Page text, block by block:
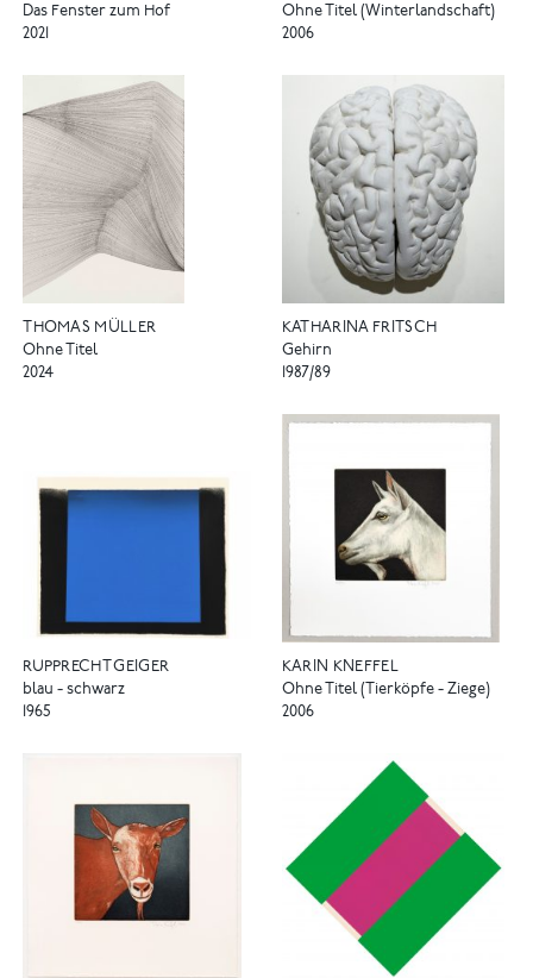
Das Fenster zum Hof
2021
Ohne Titel (Winterlandschaft)
2006
THOMAS MÜLLER
Ohne Titel
2024
KATHARINA FRITSCH
Gehirn
1987/89
RUPPRECHT GEIGER
blau - schwarz
1965
KARIN KNEFFEL
Ohne Titel (Tierköpfe - Ziege)
2006